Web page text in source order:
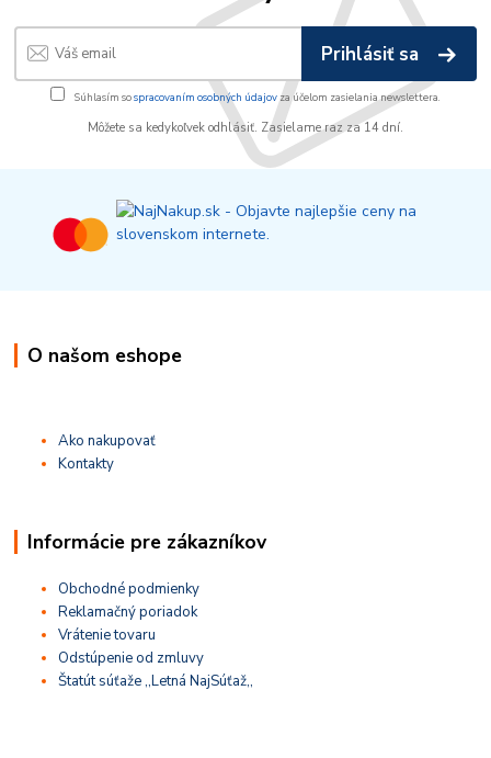
Prihlásiť sa
Súhlasím sospracovaním osobných údajovza účelom zasielania newslettera.
Môžete sa kedykoľvek odhlásiť. Zasielame raz za 14 dní.
O našom eshope
Ako nakupovať
Kontakty
Informácie pre zákazníkov
Obchodné podmienky
Reklamačný poriadok
Vrátenie tovaru
Odstúpenie od zmluvy
Štatút súťaže ,,Letná NajSúťaž,,